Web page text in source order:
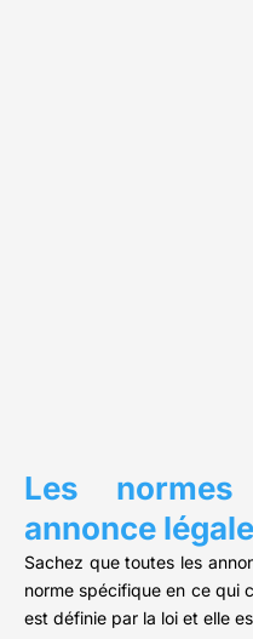
Les
annonce légale
Sachez que toutes les
norme spécifique en ce qui
est définie par la loi et elle